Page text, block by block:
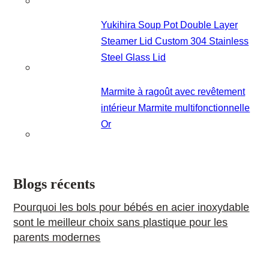
Yukihira Soup Pot Double Layer
Steamer Lid Custom 304 Stainless
Steel Glass Lid
Marmite à ragoût avec revêtement
intérieur Marmite multifonctionnelle
Or
Blogs récents
Pourquoi les bols pour bébés en acier inoxydable
sont le meilleur choix sans plastique pour les
parents modernes